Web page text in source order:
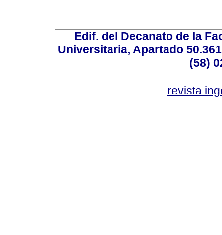
Edif. del Decanato de la
Universitaria, Apartado
(58)